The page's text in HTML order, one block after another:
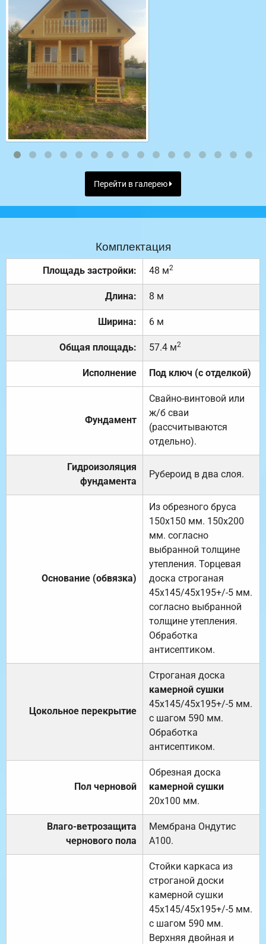
Перейти в галерею
Комплектация
Площадь застройки: 48 м2
Длина: 8 м
Ширина: 6 м
Общая площадь: 57.4 м2
Исполнение Под ключ (с отделкой)
Фундамент
Свайно-винтовой или
ж/б сваи
(рассчитываются
отдельно).
Гидроизоляция
фундамента
Рубероид в два слоя.
Основание (обвязка)
Из обрезного бруса
150х150 мм. 150х200
мм. согласно
выбранной толщине
утепления. Торцевая
доска строганая
45х145/45х195+/-5 мм.
согласно выбранной
толщине утепления.
Обработка
антисептиком.
Цокольное перекрытие
Строганая доска
камерной сушки
45х145/45х195+/-5 мм.
с шагом 590 мм.
Обработка
антисептиком.
Пол черновой
Обрезная доска
камерной сушки
20х100 мм.
Влаго-ветрозащита
чернового пола
Мембрана Ондутис
А100.
Стойки каркаса из
строганой доски
камерной сушки
45х145/45х195+/-5 мм.
с шагом 590 мм.
Верхняя двойная и